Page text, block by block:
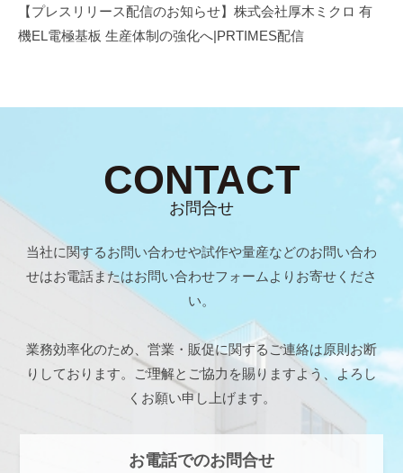
【プレスリリース配信のお知らせ】株式会社厚木ミクロ 有
機EL電極基板 生産体制の強化へ|PRTIMES配信
CONTACT
お問合せ
当社に関するお問い合わせや試作や量産などのお問い合わ
せはお電話またはお問い合わせフォームよりお寄せくださ
い。
業務効率化のため、営業・販促に関するご連絡は原則お断
りしております。
ご理解とご協力を賜りますよう、よろし
くお願い申し上げます。
お電話でのお問合せ